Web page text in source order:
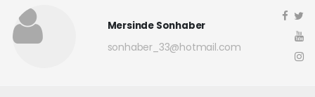
Mersinde Sonhaber
sonhaber_33@hotmail.com